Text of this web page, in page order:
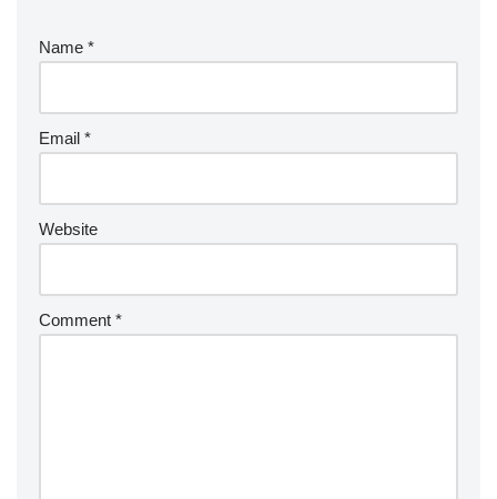
Name *
Email *
Website
Comment *